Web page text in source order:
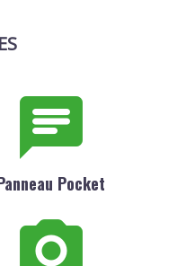
Pocket